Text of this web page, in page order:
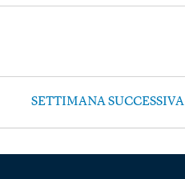
SETTIMANA SUCCESSIVA